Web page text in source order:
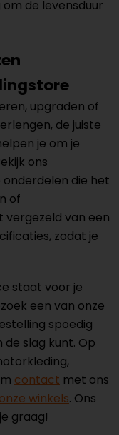
de levensduur
upgraden of
de juiste
je om je
ons
die het
of
van een
zodat je
staat voor je
een van onze
spoedig
slag kunt. Op
contact met ons
winkels. Ons
graag!